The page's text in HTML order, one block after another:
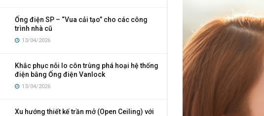
Ống điện SP – “Vua cải tạo” cho các công
trình nhà cũ
13/04/2026
Khắc phục nỗi lo côn trùng phá hoại hệ thống
điện bằng Ống điện Vanlock
13/04/2026
Xu hướng thiết kế trần mở (Open Ceiling) với